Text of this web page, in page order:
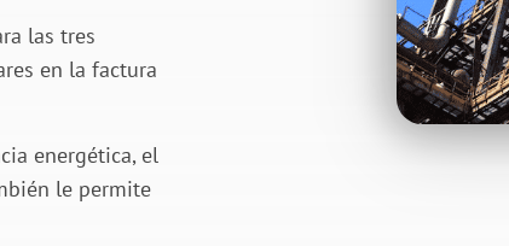
las tres
en la factura
energética, el
le permite